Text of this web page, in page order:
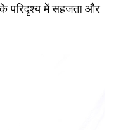
के परिदृश्य में सहजता और